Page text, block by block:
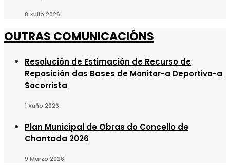
8 Xullo 2026
OUTRAS COMUNICACIÓNS
Resolución de Estimación de Recurso de
Reposición das Bases de Monitor-a Deportivo-a
Socorrista
1 Xuño 2026
Plan Municipal de Obras do Concello de
Chantada 2026
9 Marzo 2026